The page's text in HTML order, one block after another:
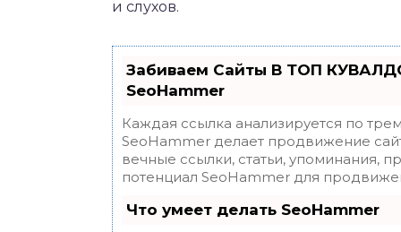
и слухов.
Забиваем Сайты В ТОП
SeoHammer
Каждая ссылка анализируется по
SeoHammer делает продвижение
вечные ссылки, статьи, упоминания,
потенциал SeoHammer для
Что умеет делать SeoHammer